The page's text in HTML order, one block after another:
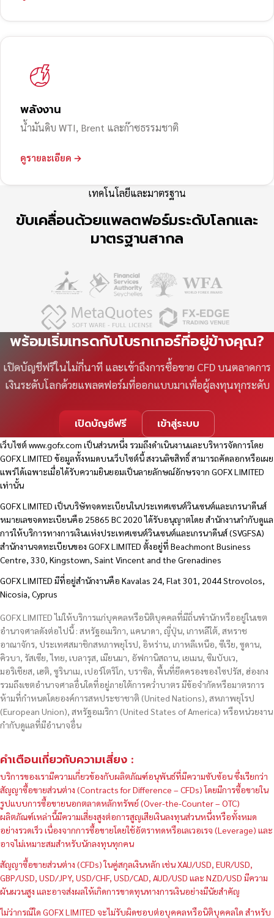
พลังงาน
น้ำมันดิบ WTI, Brent และก๊าซธรรมชาติ
ดูรายละเอียด →
เทคโนโลยีและมาตรฐาน
ขับเคลื่อนด้วยแพลตฟอร์มระดับโลกและ
มาตรฐานสากล
พร้อมเริ่มเทรดกับโบรกเกอร์ที่อยู่ข้างคุณ?
เปิดบัญชีฟรีในไม่กี่นาที และเข้าถึงการซื้อขาย CFD บนตลาดการ
เงินระดับโลกด้วยแพลตฟอร์มที่ออกแบบมาเพื่อผู้ลงทุนทุกระดับ
เปิดบัญชีฟรี เข้าสู่ระบบ
เว็บไซต์www.gofx.com เป็นส่วนหนึ่ง รวมถึงดำเนินงานและบริหารจัดการโดย
GOFX LIMITED ข้อมูลทั้งหมดบนเว็บไซต์นี้ สงวนลิขสิทธิ์ สามารถคัดลอกหรือเผย
แพร่ได้เฉพาะเมื่อได้รับความยินยอมเป็นลายลักษณ์อักษรจาก GOFX LIMITED
เท่านั้น
GOFX LIMITED เป็นบริษัทจดทะเบียนในประเทศเซนต์วินเซนต์และเกรนาดีนส์
หมายเลขจดทะเบียนคือ 25865 BC 2020 ได้รับอนุญาตโดย สำนักงานกำกับดูแล
การให้บริการทางการเงินแห่งประเทศเซนต์วินเซนต์และเกรนาดีนส์ (SVGFSA)
สำนักงานจดทะเบียนของ GOFX LIMITED ตั้งอยู่ที่ Beachmont Business
Centre, 330, Kingstown, Saint Vincent and the Grenadines
GOFX LIMITED มีที่อยู่สำนักงานคือ Kavalas 24, Flat 301, 2044 Strovolos,
Nicosia, Cyprus
GOFX LIMITED ไม่ให้บริการแก่บุคคลหรือนิติบุคคลที่มีถิ่นพำนักหรืออยู่ในเขต
อำนาจศาลดังต่อไปนี้ : สหรัฐอเมริกา, แคนาดา, ญี่ปุ่น, เกาหลีใต้, สหราช
อาณาจักร, ประเทศสมาชิกสหภาพยุโรป, อิหร่าน, เกาหลีเหนือ, ซีเรีย, ซูดาน,
คิวบา, รัสเซีย, ไทย, เบลารุส, เมียนมา, อัฟกานิสถาน, เยเมน, ซิมบับเว,
มอริเชียส, เฮติ, ซูรินาเม, เปอร์โตริโก, บราซิล, พื้นที่ยึดครองของไซปรัส, ฮ่องกง
รวมถึงเขตอำนาจศาลอื่นใดที่อยู่ภายใต้การคว่ำบาตร มีข้อจำกัดหรือมาตรการ
ห้ามที่กำหนดโดยองค์การสหประชาชาติ (United Nations), สหภาพยุโรป
(European Union), สหรัฐอเมริกา (United States of America) หรือหน่วยงาน
กำกับดูแลที่มีอำนาจอื่น
คำเตือนเกี่ยวกับความเสี่ยง :
บริการของเรามีความเกี่ยวข้องกับผลิตภัณฑ์อนุพันธ์ที่มีความซับซ้อน ซึ่งเรียกว่า
สัญญาซื้อขายส่วนต่าง (Contracts for Difference – CFDs) โดยมีการซื้อขายใน
รูปแบบการซื้อขายนอกตลาดหลักทรัพย์ (Over-the-Counter – OTC)
ผลิตภัณฑ์เหล่านี้มีความเสี่ยงสูงต่อการสูญเสียเงินลงทุนส่วนหนึ่งหรือทั้งหมด
อย่างรวดเร็ว เนื่องจากการซื้อขายโดยใช้อัตราทดหรือเลเวอเรจ (Leverage) และ
อาจไม่เหมาะสมสำหรับนักลงทุนทุกคน
สัญญาซื้อขายส่วนต่าง (CFDs) ในคู่สกุลเงินหลัก เช่น XAU/USD, EUR/USD,
GBP/USD, USD/JPY, USD/CHF, USD/CAD, AUD/USD และ NZD/USD มีความ
ผันผวนสูง และอาจส่งผลให้เกิดการขาดทุนทางการเงินอย่างมีนัยสำคัญ
ไม่ว่ากรณีใด GOFX LIMITED จะไม่รับผิดชอบต่อบุคคลหรือนิติบุคคลใด สำหรับ